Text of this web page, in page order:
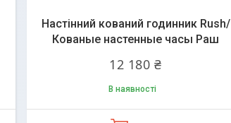
Настінний кований годинник Rush/
Кованые настенные часы Раш
12 180 ₴
В наявності